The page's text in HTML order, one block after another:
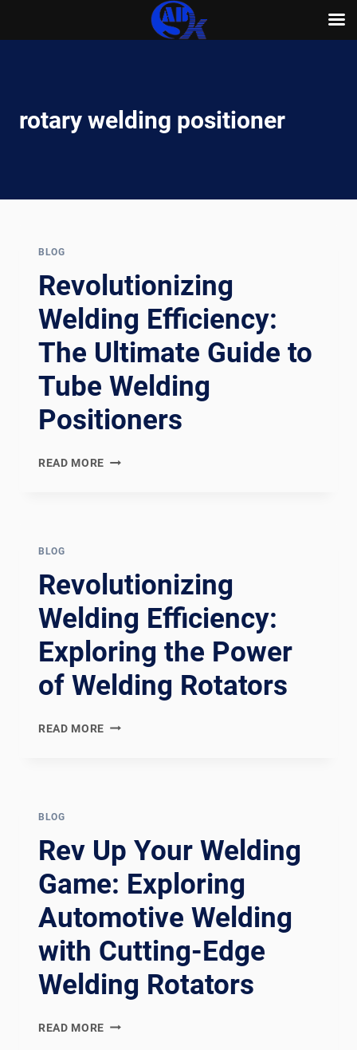
rotary welding positioner
BLOG
Revolutionizing
Welding Efficiency:
The Ultimate Guide to
Tube Welding
Positioners
READ MORE REVOLUTIONIZING
TUBE
WELDING
POSITIONERS
BLOG
Revolutionizing
Welding Efficiency:
Exploring the Power
of Welding Rotators
READ MORE REVOLUTIONIZING
WELDING
ROTATORS
BLOG
Rev Up Your Welding
Game: Exploring
Automotive Welding
with Cutting-Edge
Welding Rotators
READ MORE REV